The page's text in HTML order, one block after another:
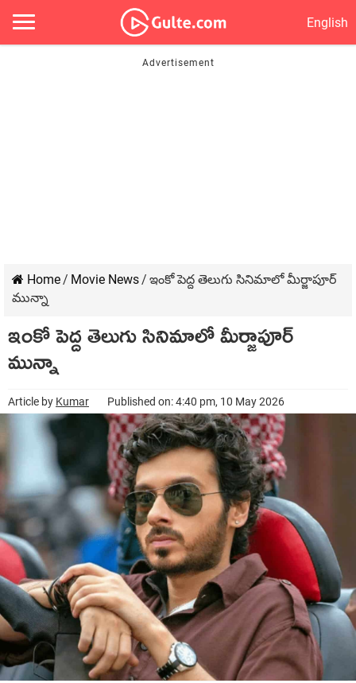
English
Home/ Movie News/ ఇంకో పెద్ద తెలుగు సినిమాలో మీర్జాపూర్
మున్నా
ఇంకో పెద్ద తెలుగు సినిమాలో మీర్జాపూర్
మున్నా
Article by Kumar Published on: 4:40 pm, 10 May 2026